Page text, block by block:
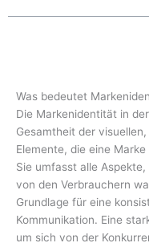
Was bedeutet
Die Markenidentität in
Gesamtheit der
Elemente, die eine
Sie umfasst alle
von den Verbrauchern
Grundlage für eine
Kommunikation. Eine
um sich von der